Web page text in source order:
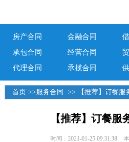
房产合同 金融合同
承包合同
经营合同
代理合同
承揽合同
首页 >> 服务合同 >> 【推荐】订餐服
【推荐】订餐服
时间：2021-01-25 09:31:38